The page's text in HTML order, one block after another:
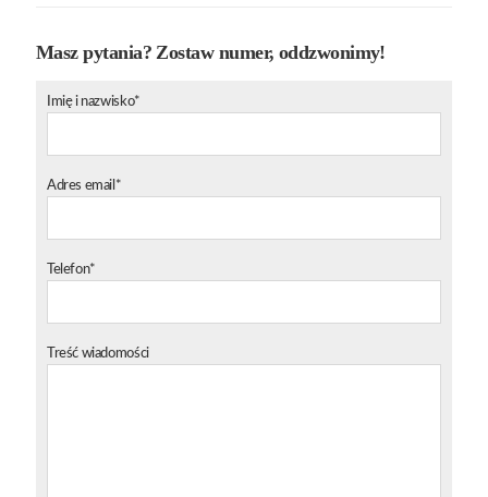
Masz pytania? Zostaw numer, oddzwonimy!
Imię i nazwisko*
Adres email*
Telefon*
Treść wiadomości